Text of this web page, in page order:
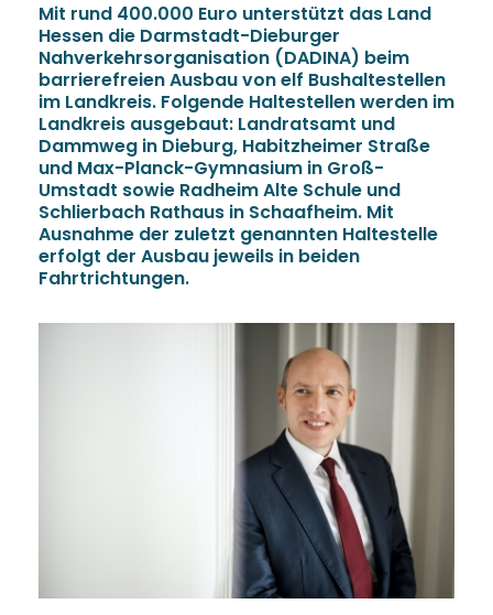
Mit rund 400.000 Euro unterstützt das Land
Hessen die Darmstadt-Dieburger
Nahverkehrsorganisation (DADINA) beim
barrierefreien Ausbau von elf Bushaltestellen
im Landkreis. Folgende Haltestellen werden im
Landkreis ausgebaut: Landratsamt und
Dammweg in Dieburg, Habitzheimer Straße
und Max-Planck-Gymnasium in Groß-
Umstadt sowie Radheim Alte Schule und
Schlierbach Rathaus in Schaafheim. Mit
Ausnahme der zuletzt genannten Haltestelle
erfolgt der Ausbau jeweils in beiden
Fahrtrichtungen.